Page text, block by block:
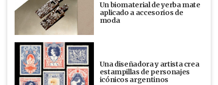
Un biomaterial de yerba mate
aplicado a accesorios de
moda
Una diseñadora y artista crea
estampillas de personajes
icónicos argentinos